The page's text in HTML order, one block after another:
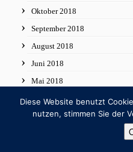
Oktober 2018
September 2018
August 2018
Juni 2018
Mai 2018
April 2018
Februar 2018
Diese Website benutzt
nutzen, stimmen Sie der